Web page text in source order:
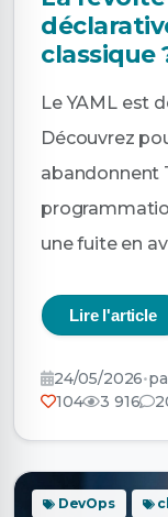
classique
Le YAML est
Découvrez
abandonnent
une fuite en
Lire l'article
24/05/2026•
104
3 916
DevOps